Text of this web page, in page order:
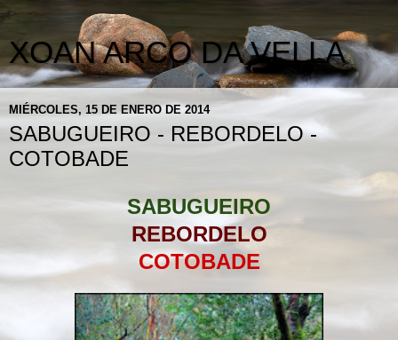
XOAN ARCO DA VELLA
MIÉRCOLES, 15 DE ENERO DE 2014
SABUGUEIRO - REBORDELO -
COTOBADE
SABUGUEIRO
REBORDELO
COTOBADE